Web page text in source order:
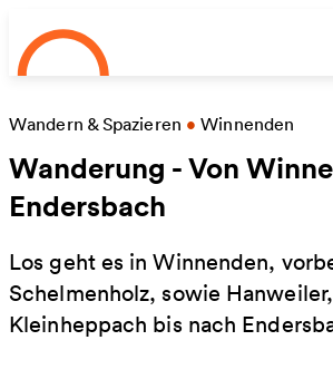
Skip to main content
Wandern & Spazieren • Winnenden
Wanderung - Von
Endersbach
Los geht es in Winnenden,
Schelmenholz, sowie
Kleinheppach bis nach